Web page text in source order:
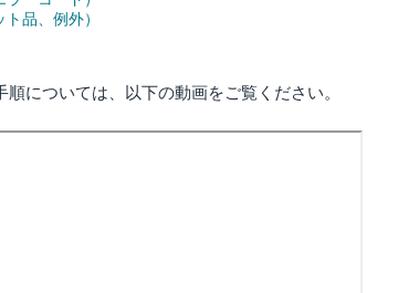
品、例外）
については、以下の動画をご覧ください。